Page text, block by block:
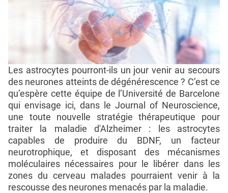
Les astrocytes pourront-ils un jour venir au secours
des neurones atteints de dégénérescence ? C’est ce
qu’espère cette équipe de l’Université de Barcelone
qui envisage ici, dans le Journal of Neuroscience,
une toute nouvelle stratégie thérapeutique pour
traiter la maladie d'Alzheimer : les astrocytes
capables de produire du BDNF, un facteur
neurotrophique, et disposant des mécanismes
moléculaires nécessaires pour le libérer dans les
zones du cerveau malades pourraient venir à la
rescousse des neurones menacés par la maladie.